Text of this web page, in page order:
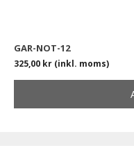
GAR-NOT-12
325,00 kr (inkl. moms)